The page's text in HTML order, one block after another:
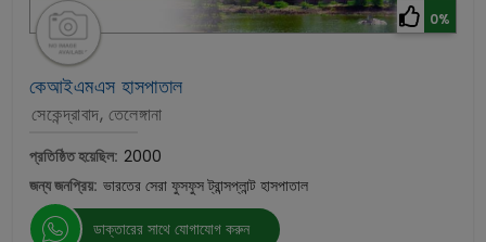
0%
কেআইএমএস হাসপাতাল
সেকেন্দ্রাবাদ, তেলেঙ্গানা
প্রতিষ্ঠিত হয়েছিল: 2000
জন্য জনপ্রিয়: ভারতের সেরা ফুসফুস ট্রান্সপ্লান্ট হাসপাতাল
ডাক্তারের সাথে যোগাযোগ করুন